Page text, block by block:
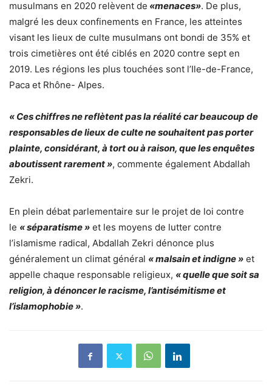
musulmans en 2020 relèvent de «menaces». De plus,
malgré les deux confinements en France, les atteintes
visant les lieux de culte musulmans ont bondi de 35% et
trois cimetières ont été ciblés en 2020 contre sept en
2019. Les régions les plus touchées sont l’Ile-de-France,
Paca et Rhône- Alpes.
« Ces chiffres ne reflètent pas la réalité car beaucoup de
responsables de lieux de culte ne souhaitent pas porter
plainte, considérant, à tort ou à raison, que les enquêtes
aboutissent rarement », commente également Abdallah
Zekri.
En plein débat parlementaire sur le projet de loi contre
le « séparatisme » et les moyens de lutter contre
l’islamisme radical, Abdallah Zekri dénonce plus
généralement un climat général « malsain et indigne » et
appelle chaque responsable religieux, « quelle que soit sa
religion, à dénoncer le racisme, l’antisémitisme et
l’islamophobie ».